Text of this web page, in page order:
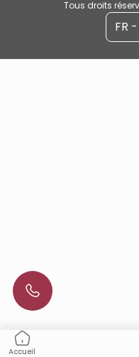
Accueil
Tous droits
FR